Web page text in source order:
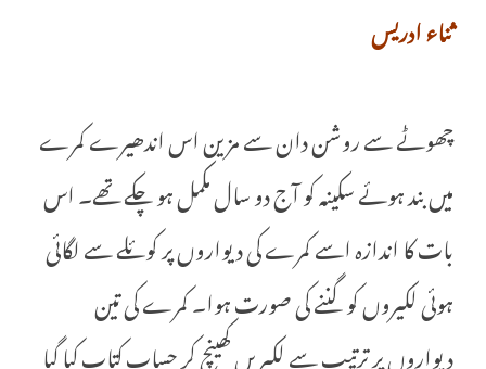
ثناء ادریس
چھوٹے سے روشن دان سے مزین اس اندھیرے کمرے
میں بند ہوئے سکینہ کو آج دو سال مکمل ہو چکے تھے۔ اس
بات کا اندازہ اسے کمرے کی دیواروں پر کوئلے سے لگائی
ہوئی لکیروں کو گننے کی صورت ہوا۔ کمرے کی تین
دیواروں پر ترتیب سے لکیریں کھینچ کر حساب کتاب کیا گیا